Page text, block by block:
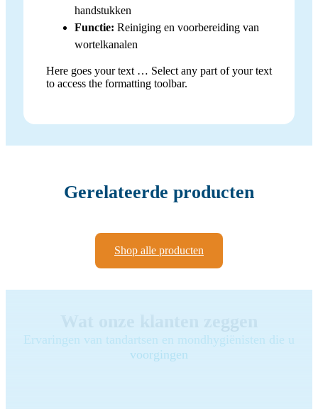
handstukken
Functie: Reiniging en voorbereiding van
wortelkanalen
Here goes your text … Select any part of your text
to access the formatting toolbar.
Gerelateerde producten
Shop alle producten
Ervaringen van tandartsen en mondhygiënisten die u
voorgingen